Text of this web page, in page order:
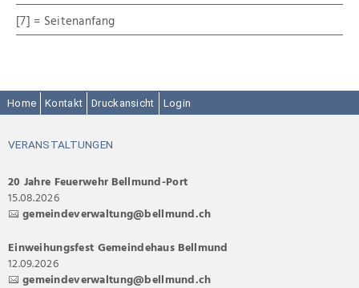
[7] = Seitenanfang
Home Kontakt Druckansicht Login
VERANSTALTUNGEN
20 Jahre Feuerwehr Bellmund-Port
15.08.2026
gemeindeverwaltung@bellmund.ch
Einweihungsfest Gemeindehaus Bellmund
12.09.2026
gemeindeverwaltung@bellmund.ch